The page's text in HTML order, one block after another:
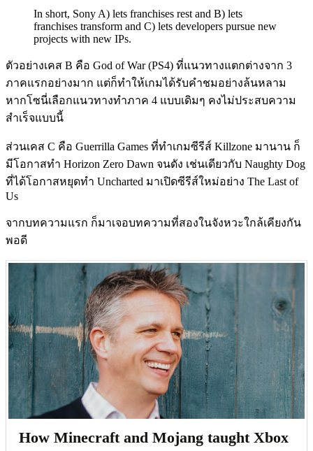
In short, Sony A) lets franchises rest and B) lets
franchises transform and C) lets developers pursue new
projects with new IPs.
ตัวอย่างเคส B คือ God of War (PS4) ที่แนวทางแตกต่างจาก 3
ภาคแรกอย่างมาก แต่ก็ทำให้เกมได้รับคำชมอย่างล้นหลาม
หากโซนี่เลือกแนวทางทำภาค 4 แบบเดิมๆ คงไม่ประสบความ
สำเร็จแบบนี้
ส่วนเคส C คือ Guerrilla Games ที่ทำเกมซีรีส์ Killzone มานาน ก็
มีโอกาสทำ Horizon Zero Dawn จนดัง เช่นเดียวกับ Naughty Dog
ที่ได้โอกาสหยุดทำ Uncharted มาเปิดซีรีส์ใหม่อย่าง The Last of
Us
จากบทความแรก ก็มาเจอบทความที่สองในจังหวะใกล้เคียงกัน
พอดี
How Minecraft and Mojang taught Xbox